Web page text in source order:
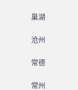
巢湖
沧州
常德
常州